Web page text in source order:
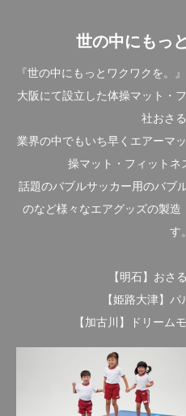
世の中にもっ
『世の中にもっとワクワクを。
大阪にて設立した体操マット・
社おさる
業界の中でもいち早くエアーマ
操マット・フィットネ
話題のバブルサッカー用のバブ
のなど様々なエアグッズの製造
す。
【明石】おさ
【姫路大津】
【加古川】ドリーム